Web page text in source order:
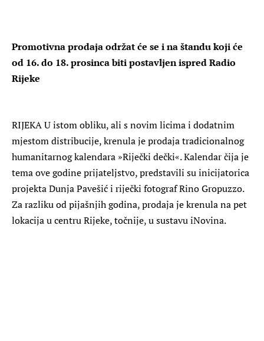
Promotivna prodaja održat će se i na štandu koji će
od 16. do 18. prosinca biti postavljen ispred Radio
Rijeke
RIJEKAU istom obliku, ali s novim licima i dodatnim
mjestom distribucije, krenula je prodaja tradicionalnog
humanitarnog kalendara »Riječki dečki«. Kalendar čija je
tema ove godine prijateljstvo, predstavili su inicijatorica
projekta Dunja Pavešić i riječki fotograf Rino Gropuzzo.
Za razliku od pijašnjih godina, prodaja je krenula na pet
lokacija u centru Rijeke, točnije, u sustavu iNovina.